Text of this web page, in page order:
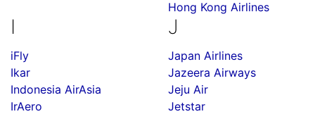
Hong Kong Airlines
I
iFly
Ikar
Indonesia AirAsia
IrAero
J
Japan Airlines
Jazeera Airways
Jeju Air
Jetstar